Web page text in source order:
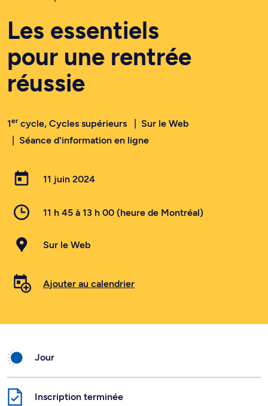
Les essentiels
pour une rentrée
réussie
1ercycle, Cycles supérieurs
Sur le Web
Séance d'information en ligne
11 juin 2024
11 h 45 à 13 h 00 (heure de Montréal)
Sur le Web
Ajouter au calendrier
Jour
Inscription terminée